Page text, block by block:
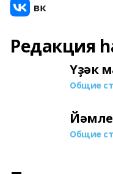
Редакция
Үҙәк
Общие
Общие